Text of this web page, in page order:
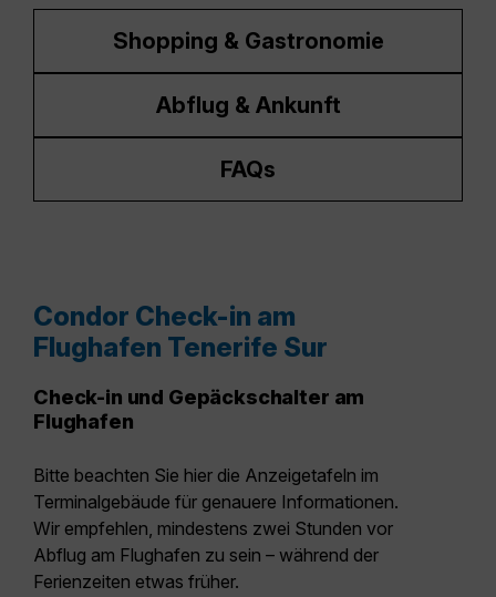
Shopping & Gastronomie
Abflug & Ankunft
FAQs
Condor Check-in am
Flughafen Tenerife Sur
Check-in und Gepäckschalter am
Flughafen
Bitte beachten Sie hier die Anzeigetafeln im
Terminalgebäude für genauere Informationen.
Wir empfehlen, mindestens zwei Stunden vor
Abflug am Flughafen zu sein – während der
Ferienzeiten etwas früher.